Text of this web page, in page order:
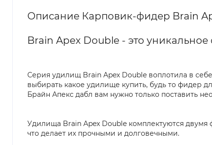
Описание Карповик-фидер Brain
Brain Apex Double - это
Серия удилищ Brain Apex Double воплотила в
выбирать какое удилище купить, будь то фидер
Брайн Апекс дабл вам нужно только поставить
Удилища Brain Apex Double комплектуются
что делает их прочными и долговечными.